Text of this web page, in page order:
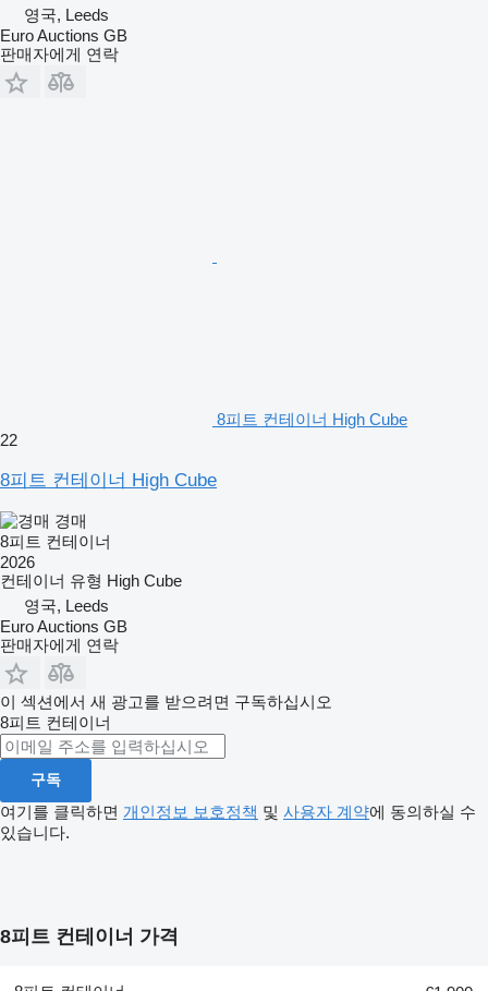
영국, Leeds
Euro Auctions GB
판매자에게 연락
8피트 컨테이너 High Cube
22
8피트 컨테이너 High Cube
경매
8피트 컨테이너
2026
컨테이너 유형 High Cube
영국, Leeds
Euro Auctions GB
판매자에게 연락
이 섹션에서 새 광고를 받으려면 구독하십시오
8피트 컨테이너
구독
여기를 클릭하면 개인정보 보호정책 및 사용자 계약에 동의하실 수
있습니다.
8피트 컨테이너 가격